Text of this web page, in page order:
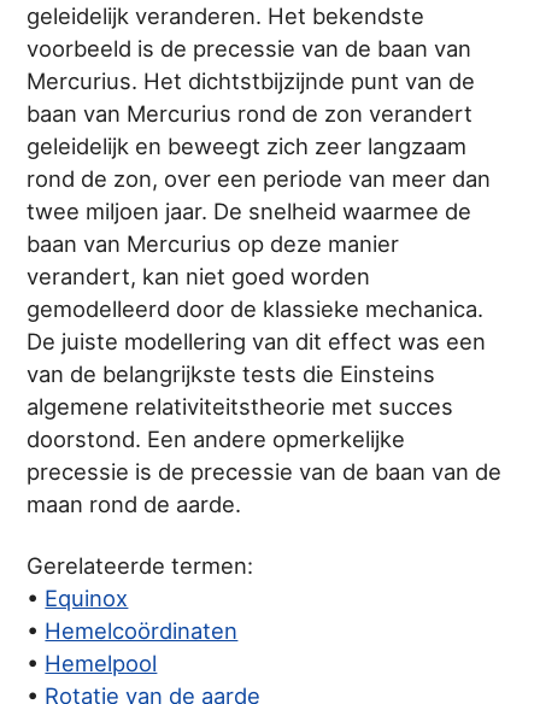
geleidelijk veranderen. Het bekendste
voorbeeld is de precessie van de baan van
Mercurius. Het dichtstbijzijnde punt van de
baan van Mercurius rond de zon verandert
geleidelijk en beweegt zich zeer langzaam
rond de zon, over een periode van meer dan
twee miljoen jaar. De snelheid waarmee de
baan van Mercurius op deze manier
verandert, kan niet goed worden
gemodelleerd door de klassieke mechanica.
De juiste modellering van dit effect was een
van de belangrijkste tests die Einsteins
algemene relativiteitstheorie met succes
doorstond. Een andere opmerkelijke
precessie is de precessie van de baan van de
maan rond de aarde.
Gerelateerde termen:
• Equinox
• Hemelcoördinaten
• Hemelpool
• Rotatie van de aarde